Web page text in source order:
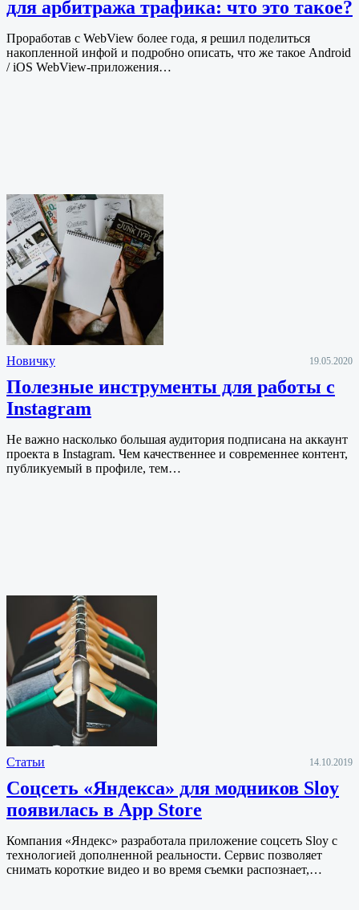
для арбитража трафика: что это такое?
Проработав с WebView более года, я решил поделиться
накопленной инфой и подробно описать, что же такое Android
/ iOS WebView-приложения…
Новичку 19.05.2020
Полезные инструменты для работы с
Instagram
Не важно насколько большая аудитория подписана на аккаунт
проекта в Instagram. Чем качественнее и современнее контент,
публикуемый в профиле, тем…
Статьи 14.10.2019
Соцсеть «Яндекса» для модников Sloy
появилась в App Store
Компания «Яндекс» разработала приложение соцсеть Sloy с
технологией дополненной реальности. Сервис позволяет
снимать короткие видео и во время съемки распознает,…